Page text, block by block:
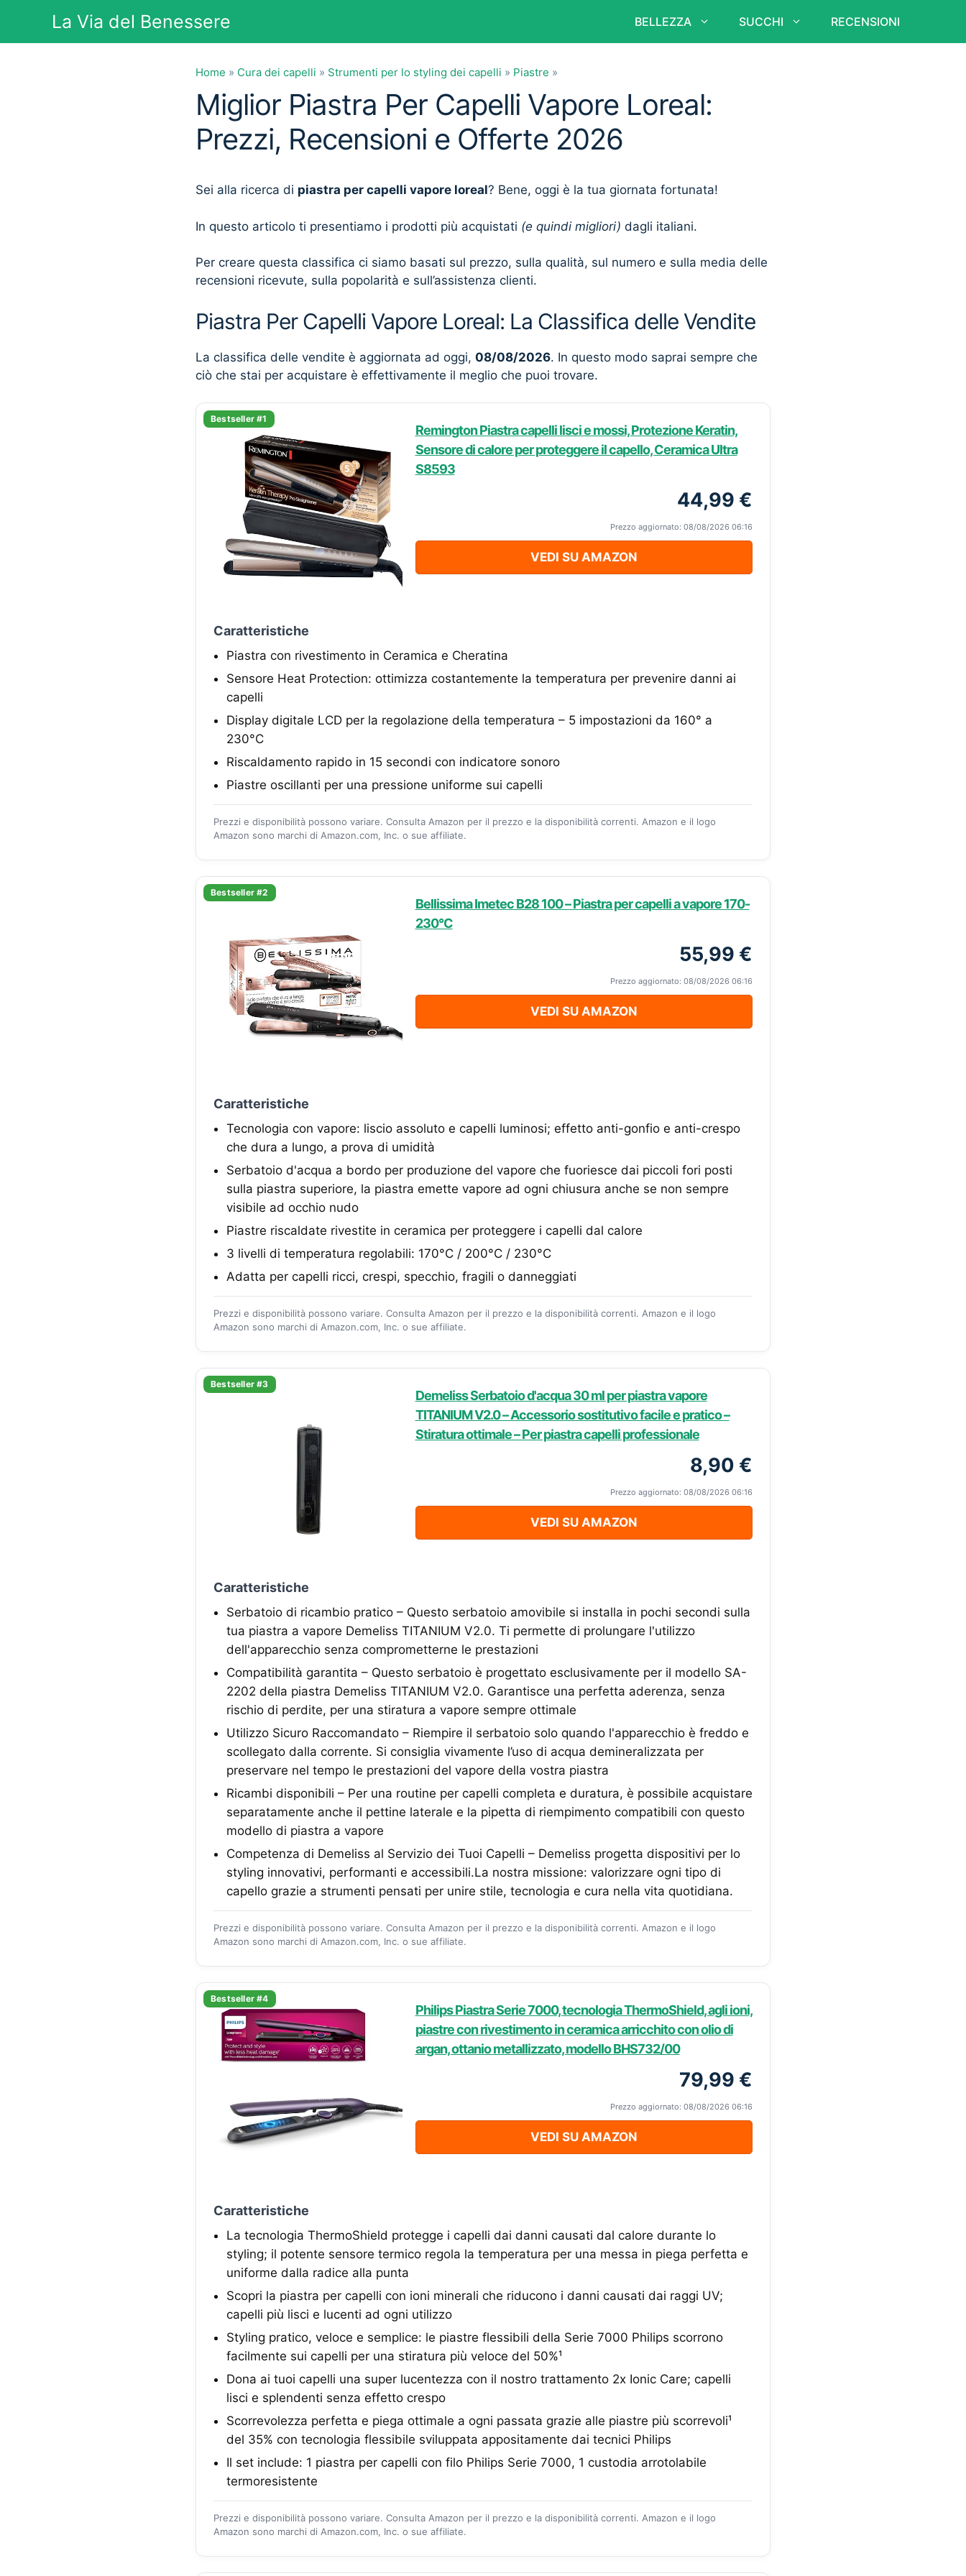
contenuto
La Via del Benessere BELLEZZA SUCCHI RECENSIONI
Home » Cura dei capelli » Strumenti per lo styling dei capelli » Piastre »
Miglior Piastra Per Capelli Vapore Loreal:
Prezzi, Recensioni e Offerte 2026
Sei alla ricerca di piastra per capelli vapore loreal? Bene, oggi è la tua giornata fortunata!
In questo articolo ti presentiamo i prodotti più acquistati (e quindi migliori) dagli italiani.
Per creare questa classifica ci siamo basati sul prezzo, sulla qualità, sul numero e sulla media delle
recensioni ricevute, sulla popolarità e sull’assistenza clienti.
Piastra Per Capelli Vapore Loreal: La Classifica delle Vendite
La classifica delle vendite è aggiornata ad oggi, 08/08/2026. In questo modo saprai sempre che
ciò che stai per acquistare è effettivamente il meglio che puoi trovare.
Bestseller #1
Remington Piastra capelli lisci e mossi, Protezione Keratin,
Sensore di calore per proteggere il capello, Ceramica Ultra
S8593
44,99 €
Prezzo aggiornato: 08/08/2026 06:16
VEDI SU AMAZON
Caratteristiche
Piastra con rivestimento in Ceramica e Cheratina
Sensore Heat Protection: ottimizza costantemente la temperatura per prevenire danni ai
capelli
Display digitale LCD per la regolazione della temperatura – 5 impostazioni da 160° a
230°C
Riscaldamento rapido in 15 secondi con indicatore sonoro
Piastre oscillanti per una pressione uniforme sui capelli
Prezzi e disponibilità possono variare. Consulta Amazon per il prezzo e la disponibilità correnti. Amazon e il logo
Amazon sono marchi di Amazon.com, Inc. o sue affiliate.
Bestseller #2
Bellissima Imetec B28 100 – Piastra per capelli a vapore 170-
230°C
55,99 €
Prezzo aggiornato: 08/08/2026 06:16
VEDI SU AMAZON
Caratteristiche
Tecnologia con vapore: liscio assoluto e capelli luminosi; effetto anti-gonfio e anti-crespo
che dura a lungo, a prova di umidità
Serbatoio d'acqua a bordo per produzione del vapore che fuoriesce dai piccoli fori posti
sulla piastra superiore, la piastra emette vapore ad ogni chiusura anche se non sempre
visibile ad occhio nudo
Piastre riscaldate rivestite in ceramica per proteggere i capelli dal calore
3 livelli di temperatura regolabili: 170°C / 200°C / 230°C
Adatta per capelli ricci, crespi, specchio, fragili o danneggiati
Prezzi e disponibilità possono variare. Consulta Amazon per il prezzo e la disponibilità correnti. Amazon e il logo
Amazon sono marchi di Amazon.com, Inc. o sue affiliate.
Bestseller #3
Demeliss Serbatoio d'acqua 30 ml per piastra vapore
TITANIUM V2.0 – Accessorio sostitutivo facile e pratico –
Stiratura ottimale – Per piastra capelli professionale
8,90 €
Prezzo aggiornato: 08/08/2026 06:16
VEDI SU AMAZON
Caratteristiche
Serbatoio di ricambio pratico – Questo serbatoio amovibile si installa in pochi secondi sulla
tua piastra a vapore Demeliss TITANIUM V2.0. Ti permette di prolungare l'utilizzo
dell'apparecchio senza comprometterne le prestazioni
Compatibilità garantita – Questo serbatoio è progettato esclusivamente per il modello SA-
2202 della piastra Demeliss TITANIUM V2.0. Garantisce una perfetta aderenza, senza
rischio di perdite, per una stiratura a vapore sempre ottimale
Utilizzo Sicuro Raccomandato – Riempire il serbatoio solo quando l'apparecchio è freddo e
scollegato dalla corrente. Si consiglia vivamente l’uso di acqua demineralizzata per
preservare nel tempo le prestazioni del vapore della vostra piastra
Ricambi disponibili – Per una routine per capelli completa e duratura, è possibile acquistare
separatamente anche il pettine laterale e la pipetta di riempimento compatibili con questo
modello di piastra a vapore
Competenza di Demeliss al Servizio dei Tuoi Capelli – Demeliss progetta dispositivi per lo
styling innovativi, performanti e accessibili.La nostra missione: valorizzare ogni tipo di
capello grazie a strumenti pensati per unire stile, tecnologia e cura nella vita quotidiana.
Prezzi e disponibilità possono variare. Consulta Amazon per il prezzo e la disponibilità correnti. Amazon e il logo
Amazon sono marchi di Amazon.com, Inc. o sue affiliate.
Bestseller #4
Philips Piastra Serie 7000, tecnologia ThermoShield, agli ioni,
piastre con rivestimento in ceramica arricchito con olio di
argan, ottanio metallizzato, modello BHS732/00
79,99 €
Prezzo aggiornato: 08/08/2026 06:16
VEDI SU AMAZON
Caratteristiche
La tecnologia ThermoShield protegge i capelli dai danni causati dal calore durante lo
styling; il potente sensore termico regola la temperatura per una messa in piega perfetta e
uniforme dalla radice alla punta
Scopri la piastra per capelli con ioni minerali che riducono i danni causati dai raggi UV;
capelli più lisci e lucenti ad ogni utilizzo
Styling pratico, veloce e semplice: le piastre flessibili della Serie 7000 Philips scorrono
facilmente sui capelli per una stiratura più veloce del 50%¹
Dona ai tuoi capelli una super lucentezza con il nostro trattamento 2x Ionic Care; capelli
lisci e splendenti senza effetto crespo
Scorrevolezza perfetta e piega ottimale a ogni passata grazie alle piastre più scorrevoli¹
del 35% con tecnologia flessibile sviluppata appositamente dai tecnici Philips
Il set include: 1 piastra per capelli con filo Philips Serie 7000, 1 custodia arrotolabile
termoresistente
Prezzi e disponibilità possono variare. Consulta Amazon per il prezzo e la disponibilità correnti. Amazon e il logo
Amazon sono marchi di Amazon.com, Inc. o sue affiliate.